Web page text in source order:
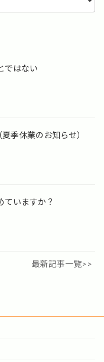
ではない
季休業のお知らせ）
ていますか？
最新記事一覧>>